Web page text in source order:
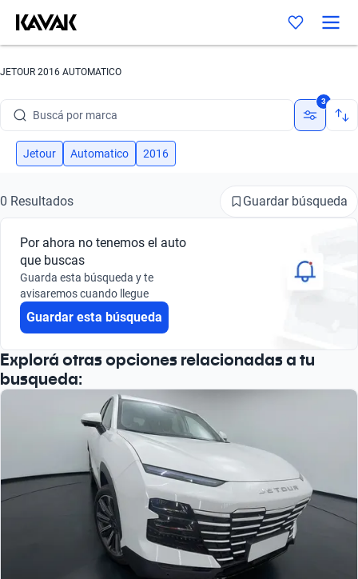
JETOUR 2016 AUTOMATICO
Buscá por marca
Buscá por modelo
Buscá por año
Buscá por marca
Buscá por modelo
Buscá por año
3
Jetour Automatico 2016
0 Resultados Guardar búsqueda
Por ahora no tenemos el auto
que buscas
Guarda esta búsqueda y te
avisaremos cuando llegue
Guardar esta búsqueda
Explorá otras opciones relacionadas a tu
busqueda: